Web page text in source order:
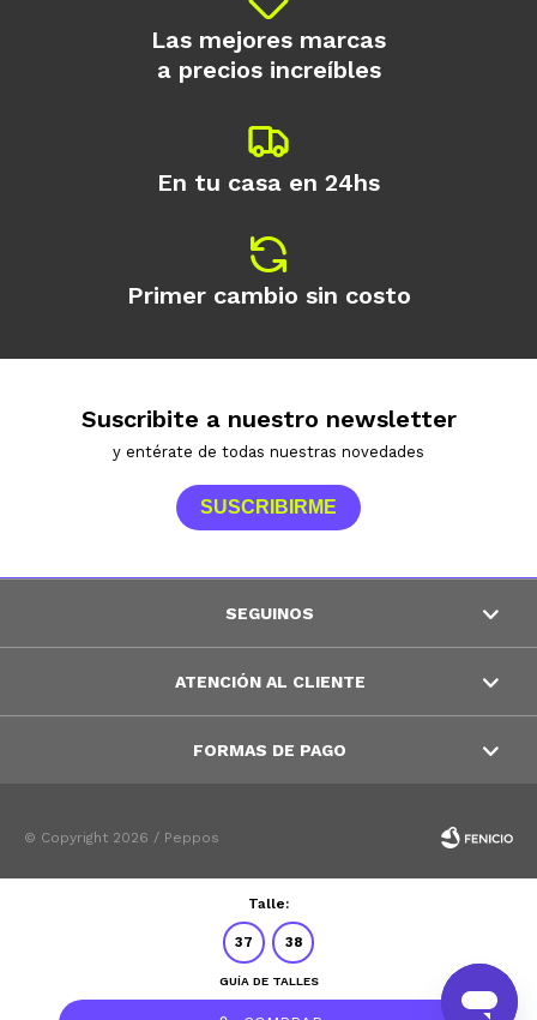
Talle:
37 38
GUÍA DE TALLES
Las mejores marcas
a precios increíbles
En tu casa en 24hs
Primer cambio sin costo
Suscribite a nuestro newsletter
y entérate de todas nuestras novedades
SUSCRIBIRME
SEGUINOS
ATENCIÓN AL CLIENTE
FORMAS DE PAGO
© Copyright 2026 / Peppos
Fenicio